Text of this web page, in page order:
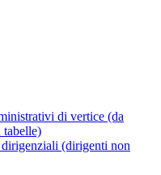
di vertice (da
tabelle)
(dirigenti non